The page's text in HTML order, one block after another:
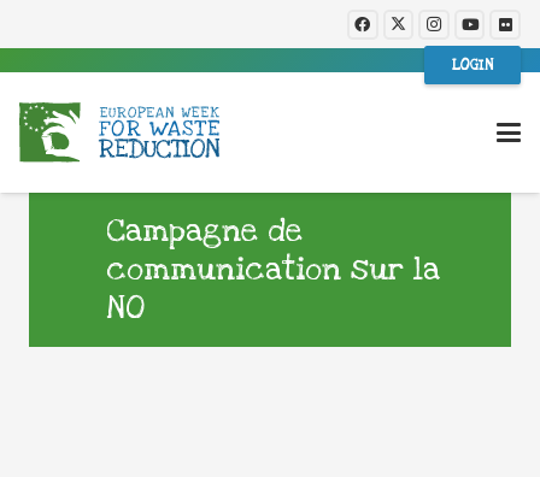
LOGIN
Campagne de
communication sur la
NO